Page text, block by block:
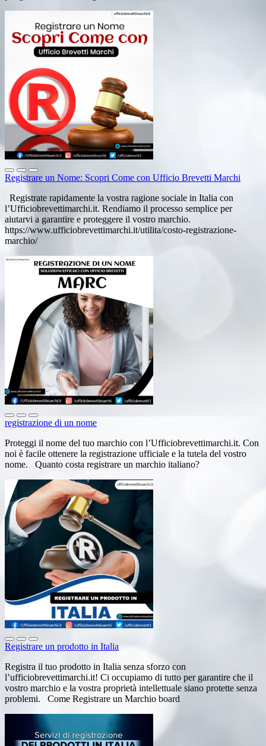
Registrare un Nome: Scopri Come con Ufficio Brevetti Marchi
Registrate rapidamente la vostra ragione sociale in Italia con
l’Ufficiobrevettimarchi.it. Rendiamo il processo semplice per
aiutarvi a garantire e proteggere il vostro marchio.
https://www.ufficiobrevettimarchi.it/utilita/costo-registrazione-
marchio/
registrazione di un nome
Proteggi il nome del tuo marchio con l’Ufficiobrevettimarchi.it. Con
noi è facile ottenere la registrazione ufficiale e la tutela del vostro
nome. Quanto costa registrare un marchio italiano?
Registrare un prodotto in Italia
Registra il tuo prodotto in Italia senza sforzo con
l’ufficiobrevettimarchi.it! Ci occupiamo di tutto per garantire che il
vostro marchio e la vostra proprietà intellettuale siano protette senza
problemi. Come Registrare un Marchio board